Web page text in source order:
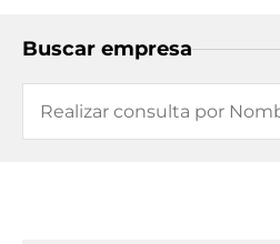
Buscar empresa